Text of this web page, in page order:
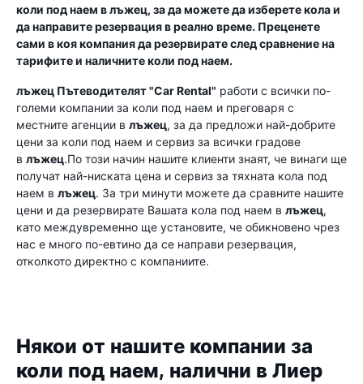
коли под наем влъжец, за да можете да изберете кола и
да направите резервация в реално време. Преценете
сами в коя компания да резервирате след сравнение на
тарифите и наличните коли под наем.
лъжец Пътеводителят "Car Rental" работи с всички по-
големи компании за коли под наем и преговаря с
местните агенции в лъжец, за да предложи най-добрите
цени за коли под наем и сервиз за всички градове
в лъжец.По този начин нашите клиенти знаят, че винаги ще
получат най-ниската цена и сервиз за тяхната кола под
наем в лъжец. За три минути можете да сравните нашите
цени и да резервирате Вашата кола под наем в лъжец,
като междувременно ще установите, че обикновено чрез
нас е много по-евтино да се направи резервация,
отколкото директно с компаниите.
Някои от нашите компании за
коли под наем, налични в Лиер